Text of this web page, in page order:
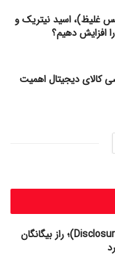
غلیظ)، اسید نیتریک و
افزایش دهیم؟
کالای دیجیتال اهمیت
فیلم روز افشاگری (Disclosure Day 2026)؛ راز بیگانگان